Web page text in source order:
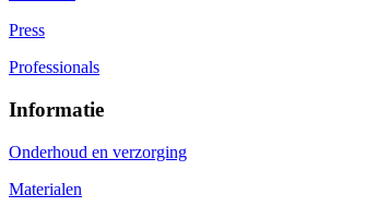
Press
Professionals
Informatie
Onderhoud en verzorging
Materialen